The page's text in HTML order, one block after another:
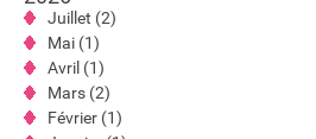
Juillet (2)
Mai (1)
Avril (1)
Mars (2)
Février (1)